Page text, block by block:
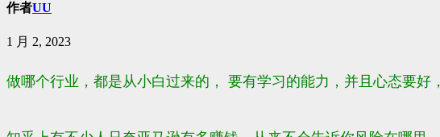
作者UU
1 月 2, 2023
做哪个行业，都是从小白过来的， 要有学习的能力，并且心态要